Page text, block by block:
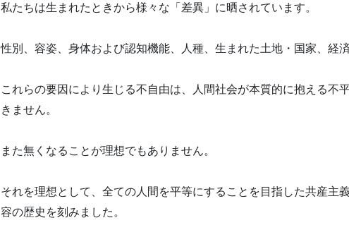
私たちは生まれたときから様々な「差異」に晒されています。
性別、容姿、身体および認知機能、人種、生まれた土地・国家、経
これらの要因により生じる不自由は、人間社会が本質的に抱える不
きません。
また無くなることが理想でもありません。
それを理想として、全ての人間を平等にすることを目指した共産主
容の歴史を刻みました。